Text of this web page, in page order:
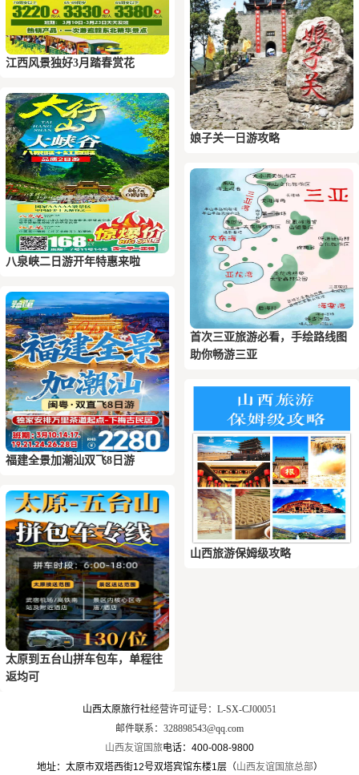
江西风景独好3月踏春赏花
八泉峡二日游开年特惠来啦
福建全景加潮汕双飞8日游
太原到五台山拼车包车，单程往
返均可
娘子关一日游攻略
首次三亚旅游必看，手绘路线图
助你畅游三亚
山西旅游保姆级攻略
山西太原旅行社经营许可证号：L-SX-CJ00051
邮件联系：328898543@qq.com
山西友谊国旅电话：400-008-9800
地址：太原市双塔西街12号双塔宾馆东楼1层（山西友谊国旅总部）